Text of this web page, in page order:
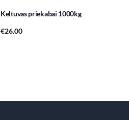
Keltuvas priekabai 1000kg
€26.00